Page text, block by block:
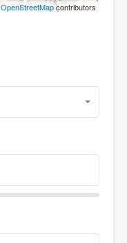
OpenStreetMapcontributors